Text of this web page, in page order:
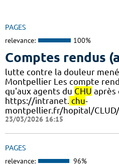
PAGES
relevance: 100%
Comptes rendus
lutte contre la douleur
Montpellier Les compte
qu'aux agents du CHU après
https://intranet. chu-
montpellier.fr/hopital/
23/03/2026 16:15
PAGES
relevance: 96%